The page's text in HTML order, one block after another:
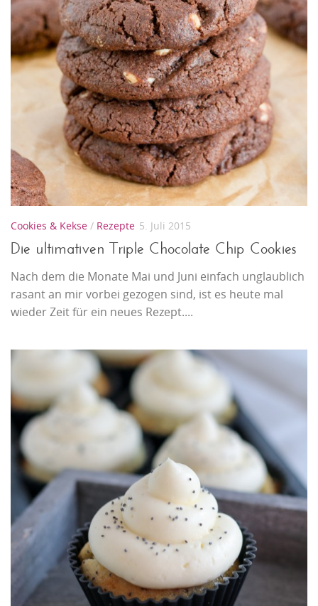
Cookies & Kekse / Rezepte 5. Juli 2015
Die ultimativen Triple Chocolate Chip Cookies
Nach dem die Monate Mai und Juni einfach unglaublich
rasant an mir vorbei gezogen sind, ist es heute mal
wieder Zeit für ein neues Rezept....